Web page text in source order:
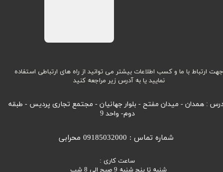
جهت ارتباط با ما و کسب اطلاعات بیشتر می توانید از راه های ارتباطی استفاده
نمایید یا به آدرس زیر مراجعه کنید
: همدان - میدان مفتح - بلوار جهانیان - مجتمع تجاری پردیس - طبقه
دوم- واحد 9
ساعت کاری :
شنبه تا پنج شنبه 9 صبح الی 8 شب
شماره تماس : 09185032000 محرابی